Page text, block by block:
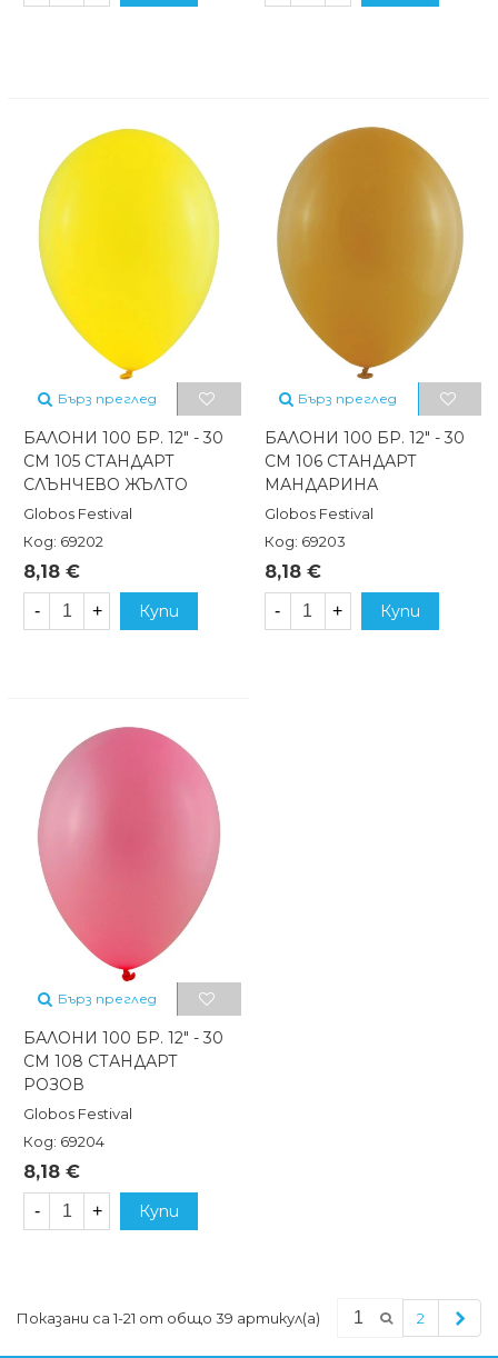
Бърз преглед
БАЛОНИ 100 БР. 12" - 30
СМ 105 СТАНДАРТ
СЛЪНЧЕВО ЖЪЛТО
Globos Festival
Код: 69202
8,18 €
- + Купи
Бърз преглед
БАЛОНИ 100 БР. 12" - 30
СМ 106 СТАНДАРТ
МАНДАРИНА
Globos Festival
Код: 69203
8,18 €
- + Купи
Бърз преглед
БАЛОНИ 100 БР. 12" - 30
СМ 108 СТАНДАРТ
РОЗОВ
Globos Festival
Код: 69204
8,18 €
- + Купи
Показани са 1-21 от общо 39 артикул(а) 2